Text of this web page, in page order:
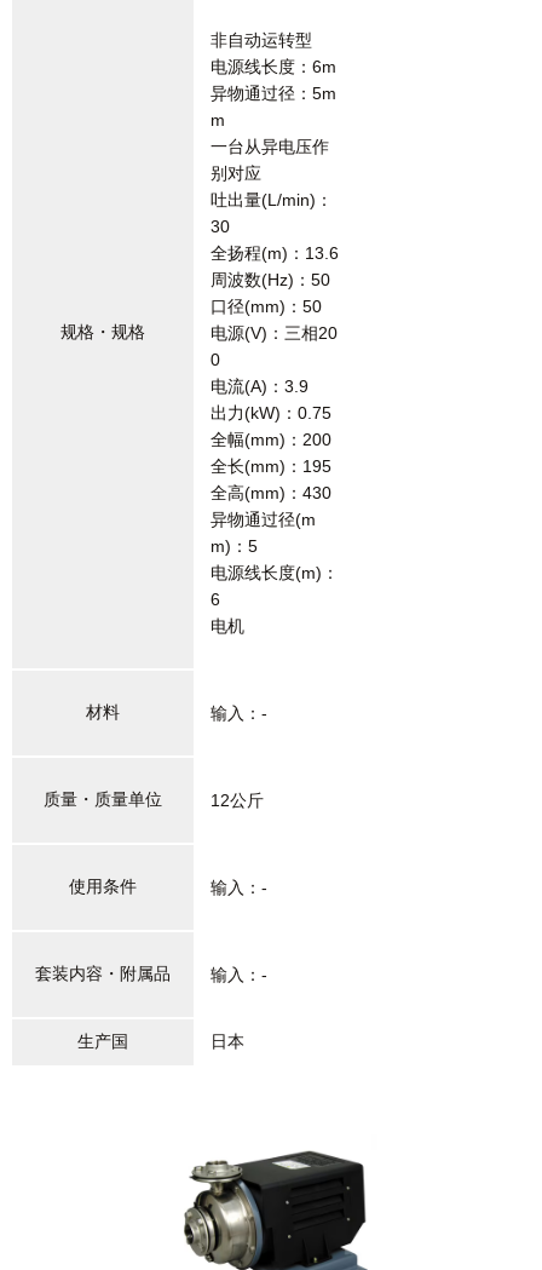
规格・规格
非自动运转型
电源线长度：6m
异物通过径：5m
m
一台从异电压作
别对应
吐出量(L/min)：
30
全扬程(m)：13.6
周波数(Hz)：50
口径(mm)：50
电源(V)：三相20
0
电流(A)：3.9
出力(kW)：0.75
全幅(mm)：200
全长(mm)：195
全高(mm)：430
异物通过径(m
m)：5
电源线长度(m)：
6
电机
材料 输入：-
质量・质量单位 12公斤
使用条件 输入：-
套装内容・附属品 输入：-
生产国 日本